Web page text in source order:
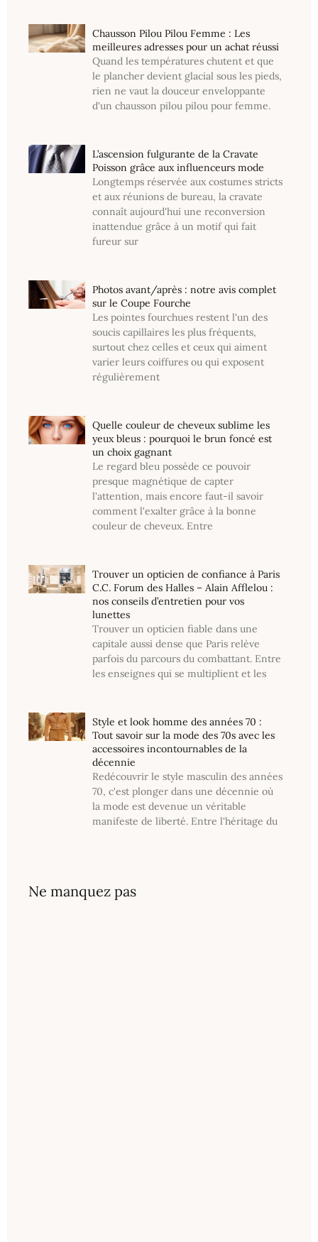
Chausson Pilou Pilou Femme : Les
meilleures adresses pour un achat réussi
Quand les températures chutent et que
le plancher devient glacial sous les pieds,
rien ne vaut la douceur enveloppante
d'un chausson pilou pilou pour femme.
L’ascension fulgurante de la Cravate
Poisson grâce aux influenceurs mode
Longtemps réservée aux costumes stricts
et aux réunions de bureau, la cravate
connaît aujourd'hui une reconversion
inattendue grâce à un motif qui fait
fureur sur
Photos avant/après : notre avis complet
sur le Coupe Fourche
Les pointes fourchues restent l'un des
soucis capillaires les plus fréquents,
surtout chez celles et ceux qui aiment
varier leurs coiffures ou qui exposent
régulièrement
Quelle couleur de cheveux sublime les
yeux bleus : pourquoi le brun foncé est
un choix gagnant
Le regard bleu possède ce pouvoir
presque magnétique de capter
l'attention, mais encore faut-il savoir
comment l'exalter grâce à la bonne
couleur de cheveux. Entre
Trouver un opticien de confiance à Paris
C.C. Forum des Halles – Alain Afflelou :
nos conseils d’entretien pour vos
lunettes
Trouver un opticien fiable dans une
capitale aussi dense que Paris relève
parfois du parcours du combattant. Entre
les enseignes qui se multiplient et les
Style et look homme des années 70 :
Tout savoir sur la mode des 70s avec les
accessoires incontournables de la
décennie
Redécouvrir le style masculin des années
70, c'est plonger dans une décennie où
la mode est devenue un véritable
manifeste de liberté. Entre l'héritage du
Ne manquez pas